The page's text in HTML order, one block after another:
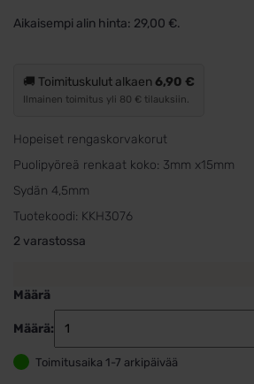
Aikaisempi alin hinta: 29,00 €.
🚚 Toimituskulut alkaen6,90 €
Ilmainen toimitus yli 80 € tilauksiin.
Hopeiset rengaskorvakorut
Puolipyöreä renkaat koko: 3mm x15mm
Sydän 4,5mm
Tuotekoodi: KKH3076
2 varastossa
Määrä
Määrä:
Toimitusaika 1-7 arkipäivää